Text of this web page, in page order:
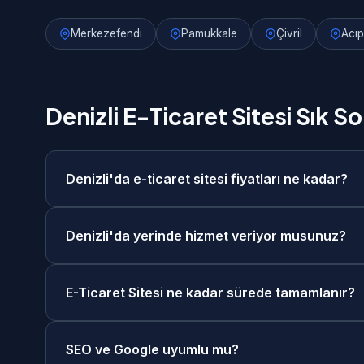
Merkezefendi Pamukkale Çivril
Denizli E-Ticaret Sitesi Sık
Denizli'da e-ticaret sitesi fiyatları ne kadar?
ücretsiz keşif görüşmesi sonrasında size özel
Denizli'da yerinde hizmet veriyor musunuz?
görüşme seçeneğimiz de mevcuttur.
E-Ticaret Sitesi ne kadar sürede tamamlanır?
teslimat seçeneklerimiz de mevcuttur.
SEO ve Google uyumlu mu?